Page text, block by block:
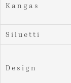
Kangas
Siluetti
Design